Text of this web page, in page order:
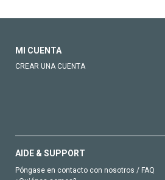
MI CUENTA
CREAR UNA CUENTA
AIDE & SUPPORT
Póngase en contacto con nosotros / FAQ